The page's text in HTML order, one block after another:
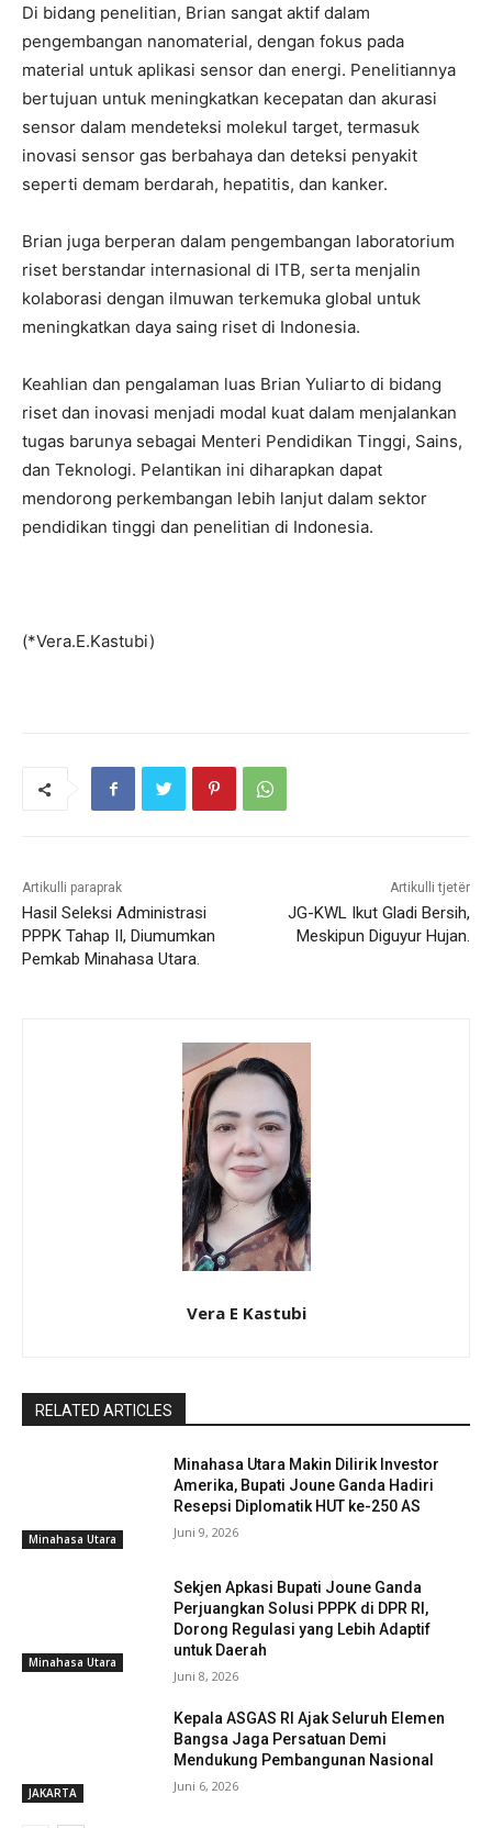
Di bidang penelitian, Brian sangat aktif dalam
pengembangan nanomaterial, dengan fokus pada
material untuk aplikasi sensor dan energi. Penelitiannya
bertujuan untuk meningkatkan kecepatan dan akurasi
sensor dalam mendeteksi molekul target, termasuk
inovasi sensor gas berbahaya dan deteksi penyakit
seperti demam berdarah, hepatitis, dan kanker.
Brian juga berperan dalam pengembangan laboratorium
riset berstandar internasional di ITB, serta menjalin
kolaborasi dengan ilmuwan terkemuka global untuk
meningkatkan daya saing riset di Indonesia.
Keahlian dan pengalaman luas Brian Yuliarto di bidang
riset dan inovasi menjadi modal kuat dalam menjalankan
tugas barunya sebagai Menteri Pendidikan Tinggi, Sains,
dan Teknologi. Pelantikan ini diharapkan dapat
mendorong perkembangan lebih lanjut dalam sektor
pendidikan tinggi dan penelitian di Indonesia.
(*Vera.E.Kastubi)
Artikulli paraprak
Hasil Seleksi Administrasi
PPPK Tahap II, Diumumkan
Pemkab Minahasa Utara.
Artikulli tjetër
JG-KWL Ikut Gladi Bersih,
Meskipun Diguyur Hujan.
Vera E Kastubi
RELATED ARTICLES
Minahasa Utara
Minahasa Utara Makin Dilirik Investor
Amerika, Bupati Joune Ganda Hadiri
Resepsi Diplomatik HUT ke-250 AS
Juni 9, 2026
Minahasa Utara
Sekjen Apkasi Bupati Joune Ganda
Perjuangkan Solusi PPPK di DPR RI,
Dorong Regulasi yang Lebih Adaptif
untuk Daerah
Juni 8, 2026
JAKARTA
Kepala ASGAS RI Ajak Seluruh Elemen
Bangsa Jaga Persatuan Demi
Mendukung Pembangunan Nasional
Juni 6, 2026